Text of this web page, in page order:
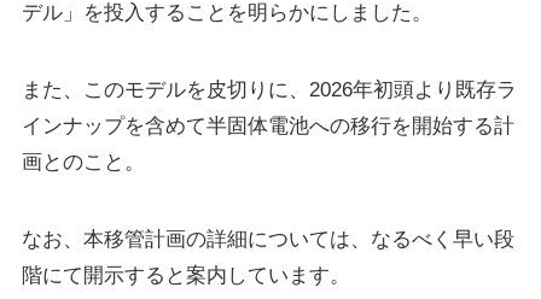
デル」を投入することを明らかにしました。
また、このモデルを皮切りに、2026年初頭より既存ラ
インナップを含めて半固体電池への移行を開始する計
画とのこと。
なお、本移管計画の詳細については、なるべく早い段
階にて開示すると案内しています。